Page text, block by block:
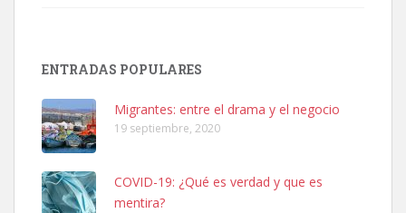
Leales.org » Gran Canaria
ENTRADAS POPULARES
Migrantes: entre el drama y el negocio
19 septiembre, 2020
COVID-19: ¿Qué es verdad y que es
mentira?